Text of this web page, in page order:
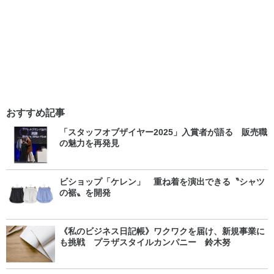
おすすめ記事
「スタッフオブザイヤー2025」入賞者が語る 販売職
の魅力を再発見
ビショップ「ケレン」 重ね着を演出できる〝シャツ
の裾〟を開発
《私のビジネス日記帳》ワクワクを届け、新規事業に
も挑戦 プラザスタイルカンパニー 鈴木努